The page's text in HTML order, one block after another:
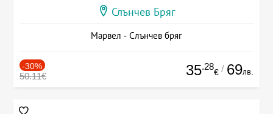
Слънчев Бряг
Марвел - Слънчев бряг
-30%
50.11€ 35.28
€ / 69лв.